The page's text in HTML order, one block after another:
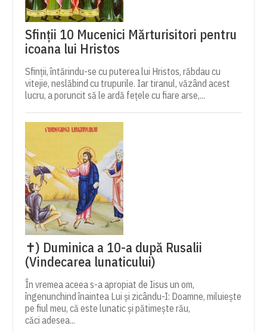
Sfinții 10 Mucenici Mărturisitori pentru
icoana lui Hristos
Sfinții, întărindu-se cu puterea lui Hristos, răbdau cu
vitejie, neslăbind cu trupurile. Iar tiranul, văzând acest
lucru, a poruncit să le ardă fețele cu fiare arse,...
✝) Duminica a 10-a după Rusalii
(Vindecarea lunaticului)
În vremea aceea s-a apropiat de Iisus un om,
îngenunchind înaintea Lui și zicându-I: Doamne, miluiește
pe fiul meu, că este lunatic și pătimește rău,
căci adesea...